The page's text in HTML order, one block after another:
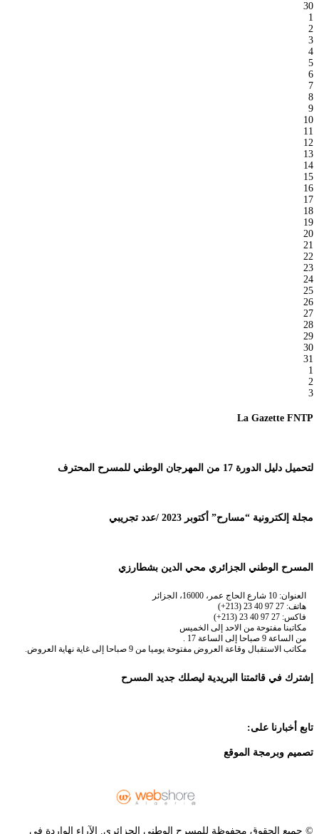
30
1
2
3
4
5
6
7
8
9
10
11
12
13
14
15
16
17
18
19
20
21
22
23
24
25
26
27
28
29
30
31
1
2
3
La Gazette FNTP
لتحميل دليل الدورة 17 من المهرجان الوطني للمسرح المحترف
مجلة إلكترونية “مسارح” أكتوبر 2023 /عدد تجريبي
المسرح الوطني الجزائري محي الدين بشطارزي
العنوان: 10 شارع الحاج عمر، 16000، الجزائر
هاتف: 27 97 40 23 (213+)
فاكس: 27 97 40 23 (213+)
مكاتبنا مفتوحة من الاحد إلى الخميس
من الساعة 9 صباحا إلى الساعة 17 .
مكاتب الاستقبال وقاعة العروض مفتوحة يوميا من 9 صباحا إلى غاية نهاية العروض.
إشترك في قائمتنا البريدية ليصلك جديد المسرح
تابع أخبارنا على:
تصميم وبرمجة الموقع
© جميع الحقوق محفوظة للمسرح الوطني الجزائري. الآراء الواردة في